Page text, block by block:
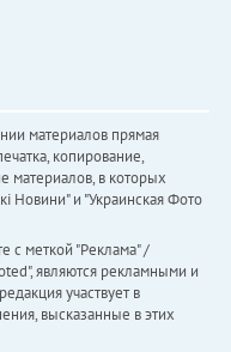
материалов прямая
копирование,
материалов, в которых
Новини" и "Украинская Фото
с меткой "Реклама" /
являются рекламными и
участвует в
высказанные в этих